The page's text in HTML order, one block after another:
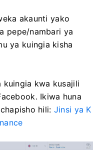
akaunti yako
pepe/nambari ya
ya kuingia kisha
kuingia kwa kusajili
Ikiwa huna
hili: Jinsi ya K